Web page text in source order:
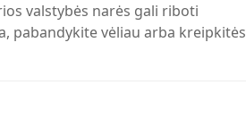
valstybės narės gali riboti
pabandykite vėliau arba kreipkitės